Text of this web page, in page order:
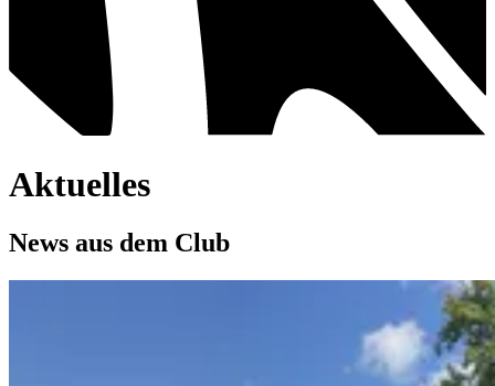
Aktuelles
News aus dem Club